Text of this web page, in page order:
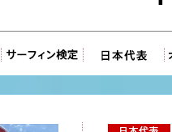
大会 サーフィン